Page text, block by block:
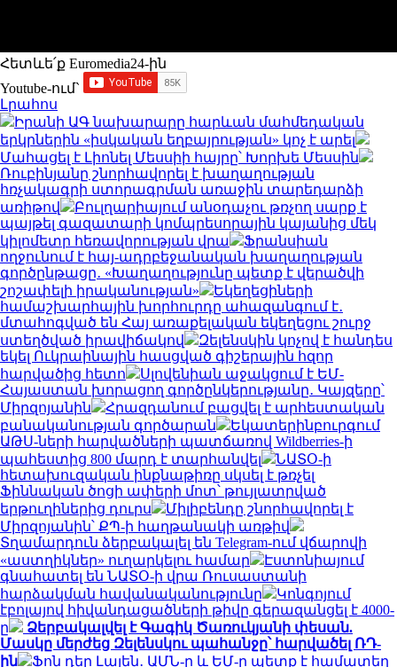
Հետևե՛ք Euromedia24-ին
Youtube-ում`
Լրահոս
Իրանի ԱԳ նախարարը հարևան մահմեդական
երկրներին «իսկական եղբայրության» կոչ է արել
Մահացել է Լիոնել Մեսսիի հայրը՝ Խորխե Մեսսին
Ռուբինյանը շնորհավորել է խաղաղության
հռչակագրի ստորագրման առաջին տարեդարձի
առիթով
Բուլղարիայում անօդաչու թռչող սարք է
պայթել գազատարի կոմպրեսորային կայանից մեկ
կիլոմետր հեռավորության վրա
Ֆրանսիան
ողջունում է հայ-ադրբեջանական խաղաղության
գործընթացը․ «Խաղաղությունը պետք է վերածվի
շոշափելի իրականության»
Եկեղեցիների
համաշխարհային խորհուրդը ահազանգում է․
մտահոգված են Հայ առաքելական եկեղեցու շուրջ
ստեղծված իրավիճակով
Զելենսկին կոչով է հանդես
եկել Ուկրաինային հասցված գիշերային հզոր
հարվածից հետո
Սլովենիան աջակցում է ԵՄ-
Հայաստան խորացող գործընկերությանը․ Կայզերը՝
Միրզոյանին
Հրազդանում բացվել է արհեստական
բանականության գործարան
Եկատերինբուրգում
ԱԹՍ-ների հարվածների պատճառով Wildberries-ի
պահեստից 800 մարդ է տարհանվել
ՆԱՏՕ-ի
հետախուզական ինքնաթիռը սկսել է թռչել
Ֆիննական ծոցի ափերի մոտ՝ թույլատրված
երթուղիներից դուրս
Միլիբենդը շնորհավորել է
Միրզոյանին՝ ՔՊ-ի հաղթանակի առթիվ
Տղամարդուն ձերբակալել են Telegram-ում վճարովի
«աստղիկներ» ուղարկելու համար
Էստոնիայում
գնահատել են ՆԱՏՕ-ի վրա Ռուսաստանի
հարձակման հավանականությունը
Կոնգոյում
էբոլայով հիվանդացածների թիվը գերազանցել է 4000-
ը
Ձերբակալվել է Գագիկ Ծառուկյանի փեսան.
Մասկը մերժեց Զելենսկու պահանջը՝ հարվածել ՌԴ-
ին
Ֆոն դեր Լայեն․ ԱՄՆ-ը և ԵՄ-ը պետք է համատեղ